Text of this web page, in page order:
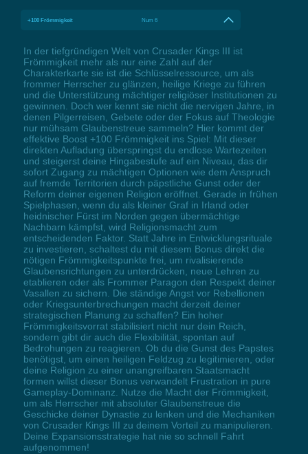
+100 Frömmigkeit Num 6
In der tiefgründigen Welt von Crusader Kings III ist
Frömmigkeit mehr als nur eine Zahl auf der
Charakterkarte sie ist die Schlüsselressource, um als
frommer Herrscher zu glänzen, heilige Kriege zu führen
und die Unterstützung mächtiger religiöser Institutionen zu
gewinnen. Doch wer kennt sie nicht die nervigen Jahre, in
denen Pilgerreisen, Gebete oder der Fokus auf Theologie
nur mühsam Glaubenstreue sammeln? Hier kommt der
effektive Boost +100 Frömmigkeit ins Spiel: Mit dieser
direkten Aufladung überspringst du endlose Wartezeiten
und steigerst deine Hingabestufe auf ein Niveau, das dir
sofort Zugang zu mächtigen Optionen wie dem Anspruch
auf fremde Territorien durch päpstliche Gunst oder der
Reform deiner eigenen Religion eröffnet. Gerade in frühen
Spielphasen, wenn du als kleiner Graf in Irland oder
heidnischer Fürst im Norden gegen übermächtige
Nachbarn kämpfst, wird Religionsmacht zum
entscheidenden Faktor. Statt Jahre in Entwicklungsrituale
zu investieren, schaltest du mit diesem Bonus direkt die
nötigen Frömmigkeitspunkte frei, um rivalisierende
Glaubensrichtungen zu unterdrücken, neue Lehren zu
etablieren oder als Frommer Paragon den Respekt deiner
Vasallen zu sichern. Die ständige Angst vor Rebellionen
oder Kriegsunterbrechungen macht derzeit deiner
strategischen Planung zu schaffen? Ein hoher
Frömmigkeitsvorrat stabilisiert nicht nur dein Reich,
sondern gibt dir auch die Flexibilität, spontan auf
Bedrohungen zu reagieren. Ob du die Gunst des Papstes
benötigst, um einen heiligen Feldzug zu legitimieren, oder
deine Religion zu einer unangreifbaren Staatsmacht
formen willst dieser Bonus verwandelt Frustration in pure
Gameplay-Dominanz. Nutze die Macht der Frömmigkeit,
um als Herrscher mit absoluter Glaubenstreue die
Geschicke deiner Dynastie zu lenken und die Mechaniken
von Crusader Kings III zu deinem Vorteil zu manipulieren.
Deine Expansionsstrategie hat nie so schnell Fahrt
aufgenommen!